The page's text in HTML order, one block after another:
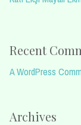
Recent
A WordPress
Archives